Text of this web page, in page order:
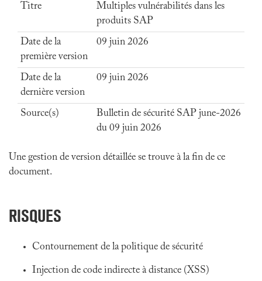
Titre
Multiples vulnérabilités dans les
produits SAP
Date de la
première version
09 juin 2026
Date de la
dernière version
09 juin 2026
Source(s)
Bulletin de sécurité SAP june-2026
du 09 juin 2026
Une gestion de version détaillée se trouve à la fin de ce
document.
RISQUES
Contournement de la politique de sécurité
Injection de code indirecte à distance (XSS)